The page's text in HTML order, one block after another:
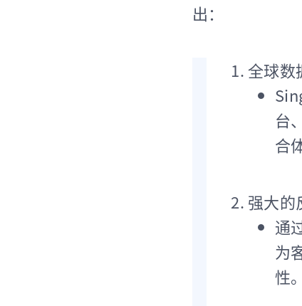
出：
全球数
台
合
强大的
通
为
性。